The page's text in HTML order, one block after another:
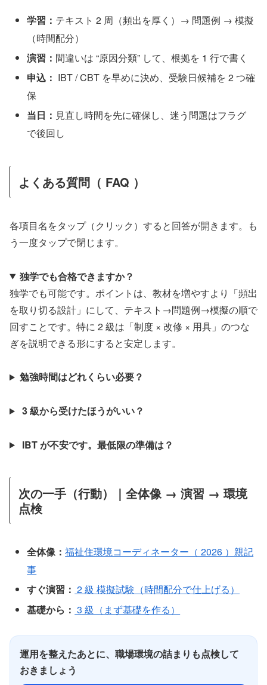
学習： テキスト 2 周（頻出を厚く）→ 問題例 → 模擬
（時間配分）
演習： 間違いは “原因分類” して、根拠を 1 行で書く
申込： IBT / CBT を早めに決め、受験日候補を 2 つ確
保
当日： 見直し時間を先に確保し、迷う問題はフラグ
で後回し
よくある質問（ FAQ ）
各項目名をタップ（クリック）すると回答が開きます。も
う一度タップで閉じます。
独学でも合格できますか？
独学でも可能です。ポイントは、教材を増やすより「頻出
を取り切る設計」にして、テキスト→問題例→模擬の順で
回すことです。特に 2 級は「制度 × 改修 × 用具」のつな
ぎを説明できる形にすると安定します。
勉強時間はどれくらい必要？
3 級から受けたほうがいい？
IBT が不安です。最低限の準備は？
次の一手（行動）｜全体像 → 演習 → 環境
点検
全体像：福祉住環境コーディネーター（ 2026 ）親記
事
すぐ演習： 2 級 模擬試験（時間配分で仕上げる）
基礎から： 3 級（まず基礎を作る）
運用を整えたあとに、職場環境の詰まりも点検して
おきましょう